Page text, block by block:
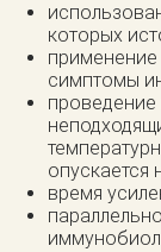
которых
симптомы
опускается
время